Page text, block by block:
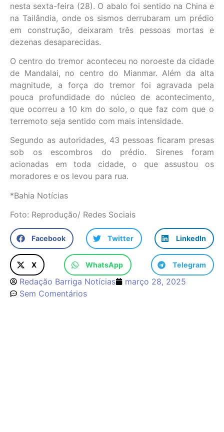
nesta sexta-feira (28). O abalo foi sentido na China e
na Tailândia, onde os sismos derrubaram um prédio
em construção, deixaram três pessoas mortas e
dezenas desaparecidas.
O centro do tremor aconteceu no noroeste da cidade
de Mandalai, no centro do Mianmar. Além da alta
magnitude, a força do tremor foi agravada pela
pouca profundidade do núcleo de acontecimento,
que ocorreu a 10 km do solo, o que faz com que o
terremoto seja sentido com mais intensidade.
Segundo as autoridades, 43 pessoas ficaram presas
sob os escombros do prédio. Sirenes foram
acionadas em toda cidade, o que assustou os
moradores e os levou para rua.
*Bahia Notícias
Foto: Reprodução/ Redes Sociais
Facebook Twitter LinkedIn
X WhatsApp Telegram
Redação Barriga Notícias
março 28, 2025
Sem Comentários